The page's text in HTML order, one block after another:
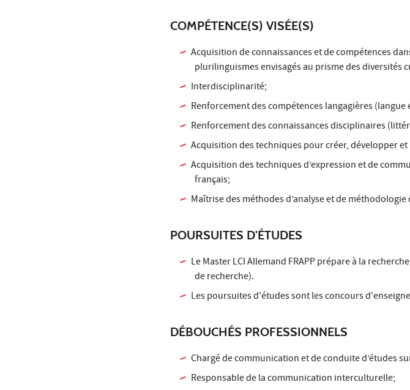
COMPÉTENCE(S) VISÉE(S)
Acquisition de connaissances et de compétences
plurilinguismes envisagés au prisme des diversités
Interdisciplinarité;
Renforcement des compétences langagières
Renforcement des connaissances disciplinaires
Acquisition des techniques pour créer, développer
Acquisition des techniques d’expression et de
français;
Maîtrise des méthodes d’analyse et de
POURSUITES D'ÉTUDES
Le Master LCI Allemand FRAPP prépare à la
de recherche).
Les poursuites d'études sont les concours
DÉBOUCHÉS PROFESSIONNELS
Chargé de communication et de conduite d’études
Responsable de la communication interculturelle;